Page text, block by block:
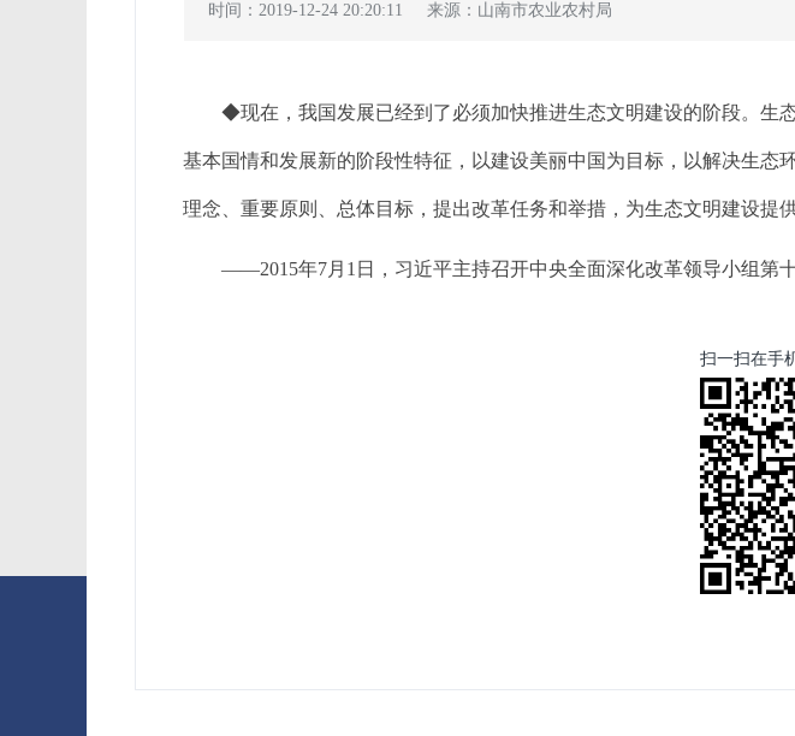
时间：2019-12-24 20:20:11 来源：山南市农业农村局
◆现在，我国发展已经到了必须加快推进生态文明建设的阶段。生
基本国情和发展新的阶段性特征，以建设美丽中国为目标，以解决生
理念、重要原则、总体目标，提出改革任务和举措，为生态文明建设提
——2015年7月1日，习近平主持召开中央全面深化改革领导小组第
扫一扫在手